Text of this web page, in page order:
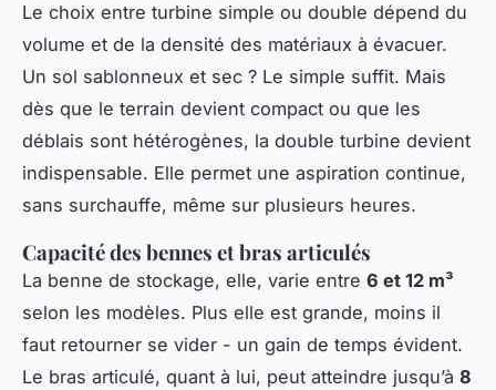
Le choix entre turbine simple ou double dépend du
volume et de la densité des matériaux à évacuer.
Un sol sablonneux et sec ? Le simple suffit. Mais
dès que le terrain devient compact ou que les
déblais sont hétérogènes, la double turbine devient
indispensable. Elle permet une aspiration continue,
sans surchauffe, même sur plusieurs heures.
Capacité des bennes et bras articulés
La benne de stockage, elle, varie entre 6 et 12 m³
selon les modèles. Plus elle est grande, moins il
faut retourner se vider - un gain de temps évident.
Le bras articulé, quant à lui, peut atteindre jusqu’à 8